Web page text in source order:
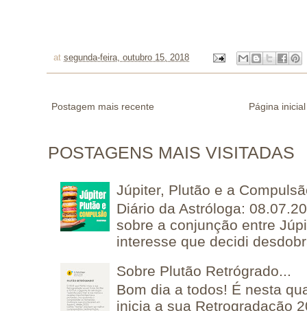
at segunda-feira, outubro 15, 2018
Postagem mais recente Página inicial
POSTAGENS MAIS VISITADAS
Júpiter, Plutão e a
Diário da Astróloga:
sobre a conjunção entre
interesse que decidi
Sobre Plutão Retrógrado...
Bom dia a todos! É nesta
inicia a sua Retrogradação